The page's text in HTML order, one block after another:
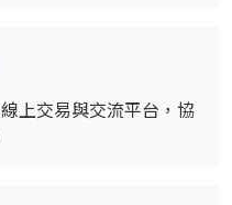
上交易與交流平台，協